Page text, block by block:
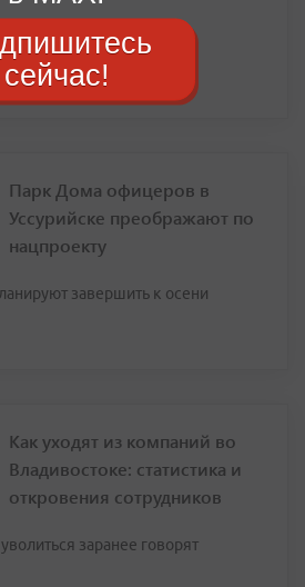
Парк Дома офицеров в
Уссурийске преображают по
нацпроекту
завершить к осени
Как уходят из компаний во
Владивостоке: статистика и
откровения сотрудников
заранее говорят
сейчас!